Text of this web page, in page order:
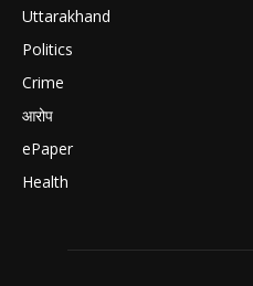
Uttarakhand
Politics
Crime
आरोप
ePaper
Health